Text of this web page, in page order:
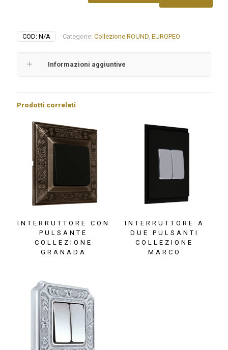
quantità
COD: N/A Categorie: Collezione ROUND, EUROPEO
Informazioni aggiuntive
Prodotti correlati
INTERRUTTORE CON
PULSANTE
COLLEZIONE
GRANADA
INTERRUTTORE A
DUE PULSANTI
COLLEZIONE
MARCO